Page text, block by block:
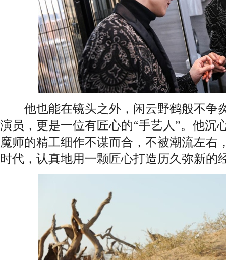
他也能在镜头之外，闲云野鹤般不争
演员，更是一位有匠心的“手艺人”。他沉
魔师的精工细作不谋而合，不被潮流左右
时代，认真地用一颗匠心打造历久弥新的